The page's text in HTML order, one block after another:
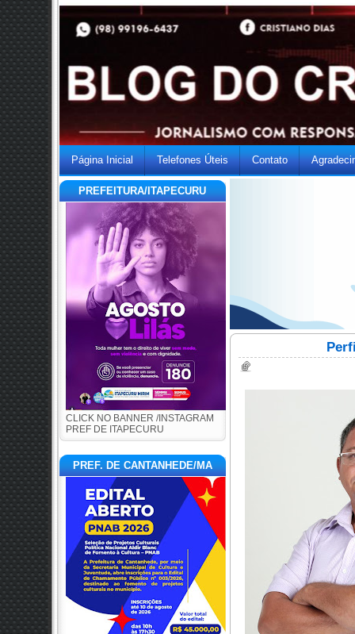
Página Inicial Telefones Úteis Contato
PREFEITURA/ITAPECURU
CLICK NO BANNER /INSTAGRAM
PREF DE ITAPECURU
PREF. DE CANTANHEDE/MA